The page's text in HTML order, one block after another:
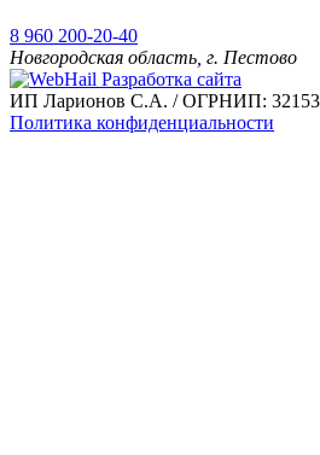
8 960 200-20-40
Новгородская область, г. Пестово
Разработка сайта
ИП Ларионов С.А. / ОГРНИП:
Политика конфиденциальности